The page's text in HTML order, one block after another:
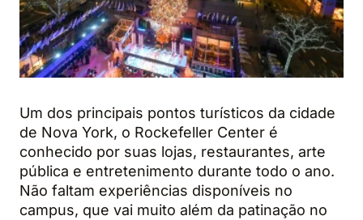
Um dos principais pontos turísticos da cidade
de Nova York, o Rockefeller Center é
conhecido por suas lojas, restaurantes, arte
pública e entretenimento durante todo o ano.
Não faltam experiências disponíveis no
campus, que vai muito além da patinação no